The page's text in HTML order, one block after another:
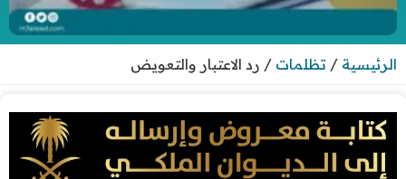
الرئيسية / تظلمات / رد الاعتبار والتعويض